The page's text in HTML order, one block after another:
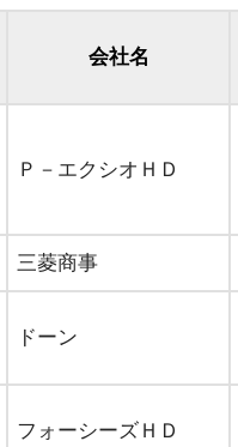
会社名
Ｐ－エクシオＨＤ
三菱商事
ドーン
フォーシーズＨＤ